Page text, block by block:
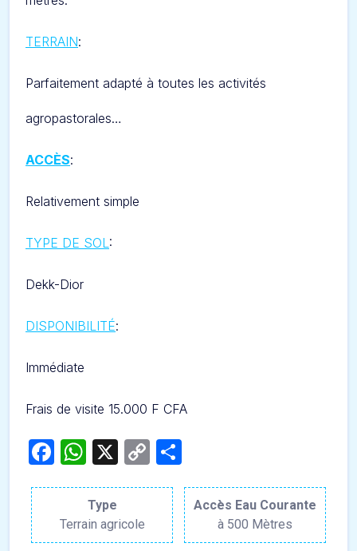
TERRAIN:
Parfaitement adapté à toutes les activités
agropastorales…
ACCÈS:
Relativement simple
TYPE DE SOL:
Dekk-Dior
DISPONIBILITÉ:
Immédiate
Frais de visite 15.000 F CFA
Facebook
WhatsApp
X
Copy
Type
Terrain agricole
Accès Eau Courante
à 500 Mètres